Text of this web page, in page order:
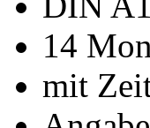
14
mit